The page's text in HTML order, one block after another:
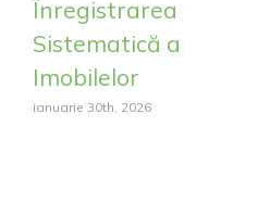
Înregistrarea
Sistematică a
Imobilelor
ianuarie 30th, 2026